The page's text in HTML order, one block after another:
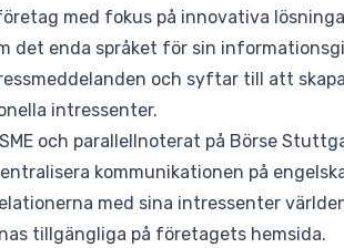
med fokus på innovativa
det enda språket för sin
och syftar till att
intressenter.
och parallellnoterat på Börse
kommunikationen på
med sina intressenter
tillgängliga på företagets hemsida.